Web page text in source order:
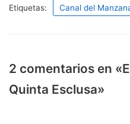
Etiquetas: Canal del
2 comentarios en
Quinta Esclusa»